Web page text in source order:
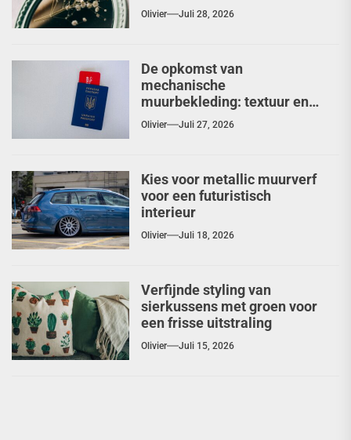
Olivier Juli 28, 2026
De opkomst van
mechanische
muurbekleding: textuur en
diepte herontdekt
Olivier Juli 27, 2026
Kies voor metallic muurverf
voor een futuristisch
interieur
Olivier Juli 18, 2026
Verfijnde styling van
sierkussens met groen voor
een frisse uitstraling
Olivier Juli 15, 2026